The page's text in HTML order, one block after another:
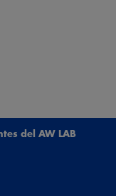
del AW LAB